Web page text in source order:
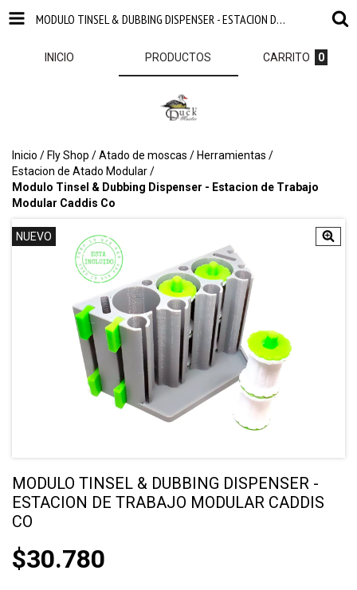
MODULO TINSEL & DUBBING DISPENSER - ESTACION DE TRABAJO MODULAR CADDIS CO
INICIO PRODUCTOS CARRITO 0
Inicio / Fly Shop /Atado de moscas / Herramientas /
Estacion de Atado Modular/
Modulo Tinsel & Dubbing Dispenser - Estacion de Trabajo
Modular Caddis Co
NUEVO
MODULO TINSEL & DUBBING DISPENSER -
ESTACION DE TRABAJO MODULAR CADDIS
CO
$30.780